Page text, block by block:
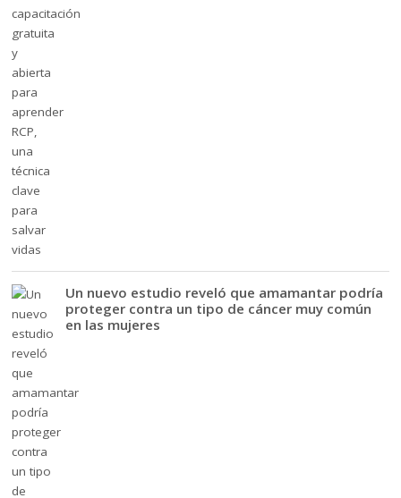
Un nuevo estudio reveló que amamantar podría
proteger contra un tipo de cáncer muy común
en las mujeres